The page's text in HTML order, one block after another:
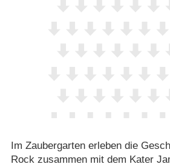
Im Zaubergarten erleben die
Rock zusammen mit dem Kater